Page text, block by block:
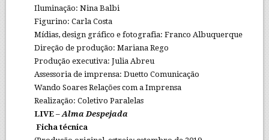
Iluminação: Nina Balbi
Figurino: Carla Costa
Mídias, design gráfico e fotografia: Franco Albuquerque
Direção de produção: Mariana Rego
Produção executiva: Julia Abreu
Assessoria de imprensa: Duetto Comunicação
Wando Soares Relações com a Imprensa
Realização: Coletivo Paralelas
LIVE –Alma Despejada
Ficha técnica